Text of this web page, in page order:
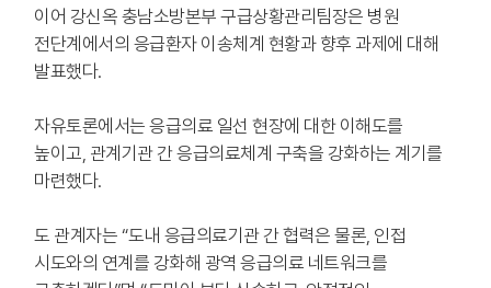
이어 강신옥 충남소방본부 구급상황관리팀장은 병원
전단계에서의 응급환자 이송체계 현황과 향후 과제에 대해
발표했다.
자유토론에서는 응급의료 일선 현장에 대한 이해도를
높이고, 관계기관 간 응급의료체계 구축을 강화하는 계기를
마련했다.
도 관계자는 “도내 응급의료기관 간 협력은 물론, 인접
시도와의 연계를 강화해 광역 응급의료 네트워크를